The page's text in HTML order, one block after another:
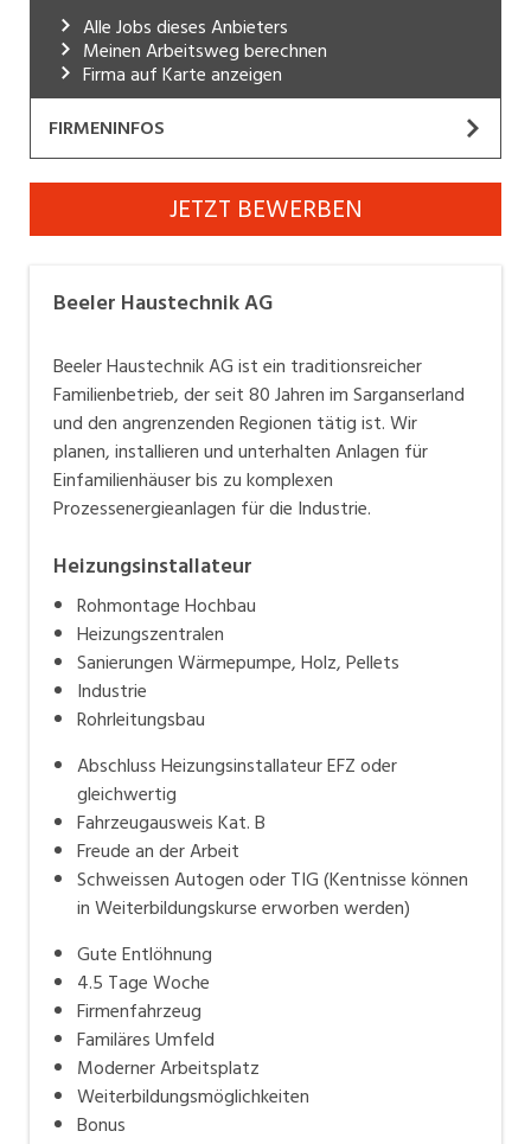
Industrie, Maschinenbau, Anlagenbau,
Produktion
Informatik, Telekommunikation
Körperpflege, Wellness
Marketing, Kommunikation, Medien, Druck
Mechanik, Elektronik, Optik, Textil (Fertigung)
Verkauf, Handel, Kundenberatung,
Aussendienst
Sicherheit, Rettung, Polizei, Zoll
Alle Jobs dieses Anbieters
Meinen Arbeitsweg berechnen
Firma auf Karte anzeigen
FIRMENINFOS
Beeler Haustechnik AG
Website
Als leistungsfähige Firma sind wir seit 1945 im
Lüftung/Klima erfolgreich tätig. Unsere Belegschaft
von zurzeit 30 Mitarbeitern setzt sich aus gut
ausgebildeten Fachkräften zusammen und garantiert
Ihnen auch bei anspruchsvollen Aufträgen für eine
einwandfreie Arbeit. Immer auf dem aktuellsten
Stand der Technik zu sein, haben wir uns in den vielen
Ob für Industrie, Dienstleistungsunternehmen,
Kleinfirmen oder Privatpersonen, wir setzen alles
daran, dass unsere Kunden unsere Produkte und
Dienstleistungen Gewinn bringend einsetzen und sich
rundum wohl fühlen können.
JETZT BEWERBEN
Beeler Haustechnik AG
Beeler Haustechnik AG ist ein traditionsreicher
Familienbetrieb, der seit 80 Jahren im Sarganserland
und den angrenzenden Regionen tätig ist. Wir
planen, installieren und unterhalten Anlagen für
Einfamilienhäuser bis zu komplexen
Prozessenergieanlagen für die Industrie.
Heizungsinstallateur
Rohmontage Hochbau
Heizungszentralen
Sanierungen Wärmepumpe, Holz, Pellets
Industrie
Rohrleitungsbau
Abschluss Heizungsinstallateur EFZ oder
gleichwertig
Fahrzeugausweis Kat. B
Freude an der Arbeit
Schweissen Autogen oder TIG (Kentnisse können
in Weiterbildungskurse erworben werden)
Gute Entlöhnung
4.5 Tage Woche
Firmenfahrzeug
Familäres Umfeld
Moderner Arbeitsplatz
Weiterbildungsmöglichkeiten
Bonus